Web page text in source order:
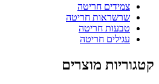
צמידים חריטה
שרשראות חריטה
טבעות חריטה
עגילים חריטה
קטגוריות מוצרים